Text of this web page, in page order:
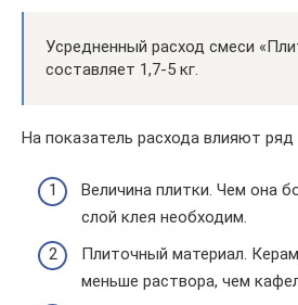
Усредненный расход смеси
составляет 1,7-5 кг.
На показатель расхода влияют ряд
Величина плитки. Чем она
слой клея необходим.
Плиточный материал.
меньше раствора, чем